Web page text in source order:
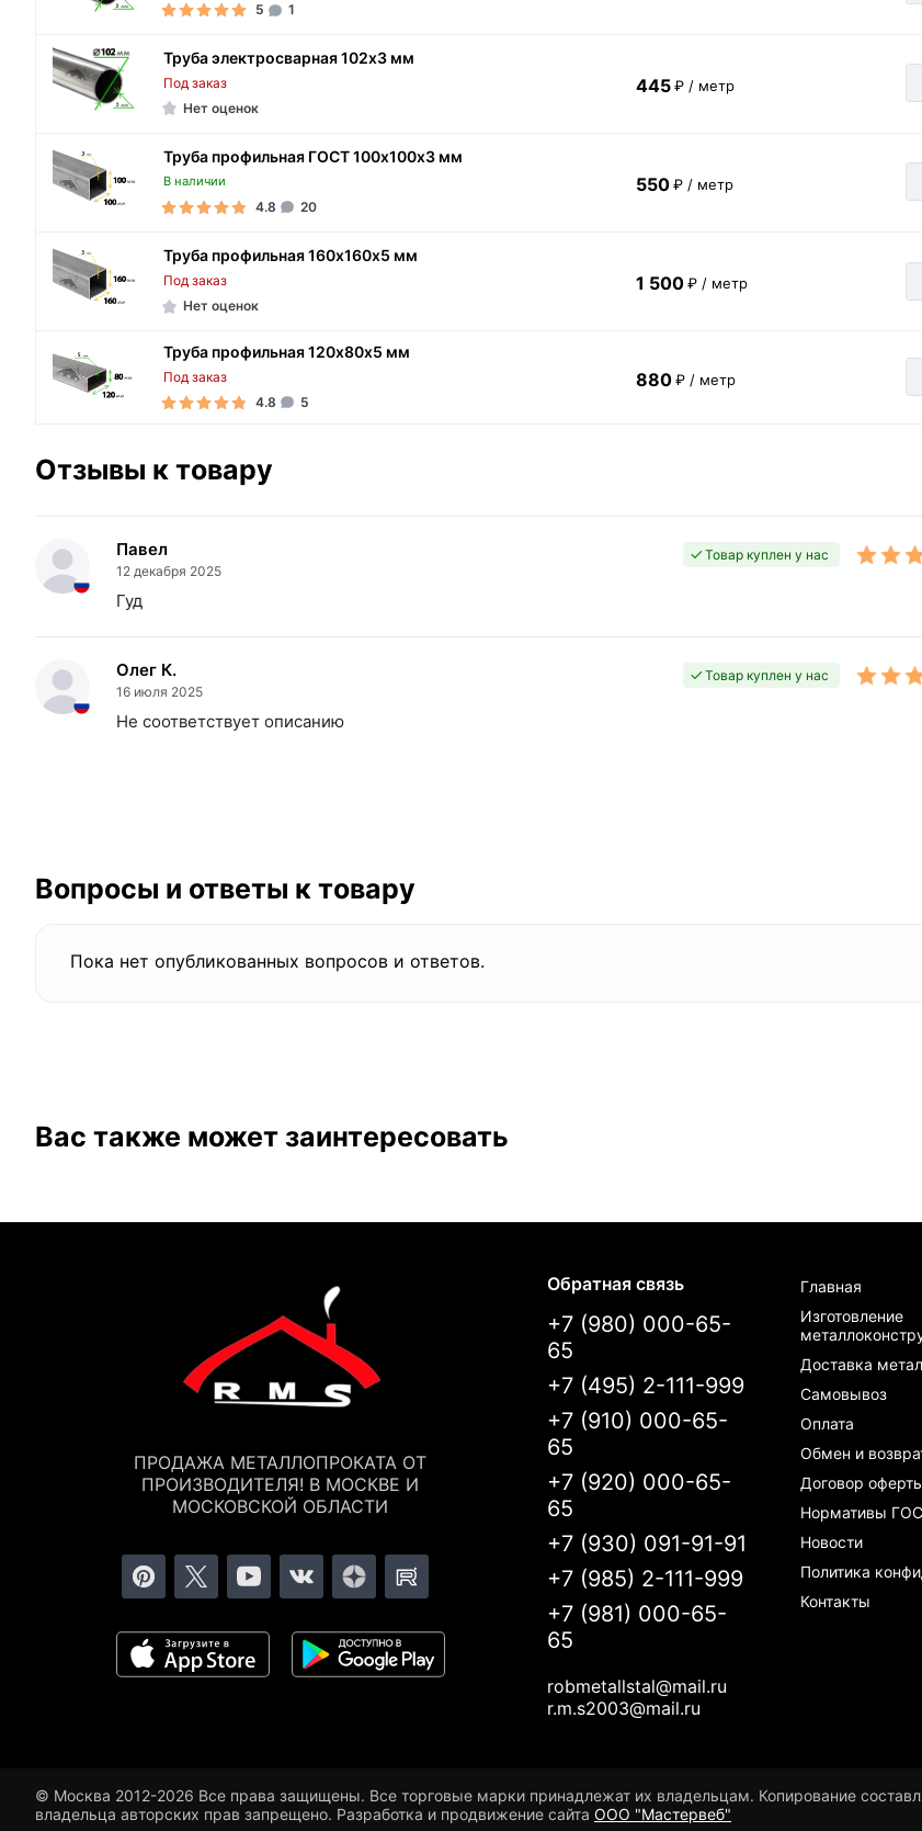
5
1
Труба электросварная 102х3 мм
Под заказ
Нет оценок
445 ₽ / метр
Труба профильная ГОСТ 100х100х3 мм
В наличии
4.8 20
550 ₽ / метр
Труба профильная 160х160х5 мм
Под заказ
Нет оценок
1 500 ₽ / метр
Труба профильная 120х80х5 мм
Под заказ
4.8
5
880 ₽ / метр
Отзывы к товару
Павел
12 декабря 2025
Товар куплен у нас
Гуд
Олег К.
16 июля 2025
Товар куплен у нас
Не соответствует описанию
Вопросы и ответы к товару
Пока нет опубликованных вопросов и ответов.
Вас также может заинтересовать
ПРОДАЖА МЕТАЛЛОПРОКАТА ОТ
ПРОИЗВОДИТЕЛЯ! В МОСКВЕ И
МОСКОВСКОЙ ОБЛАСТИ
Главная
Изготовление
Доставка
Самовывоз
Оплата
Обмен и
Договор
Нормативы
Новости
Политика
Контакты
Обратная связь
+7 (980) 000-65-
65
+7 (495) 2-111-999
+7 (910) 000-65-
65
+7 (920) 000-65-
65
+7 (930) 091-91-91
+7 (985) 2-111-999
+7 (981) 000-65-
65
robmetallstal@mail.ru
r.m.s2003@mail.ru
© Москва 2012-2026 Все права защищены. Все торговые марки принадлежат их владельцам. Копирование
владельца авторских прав запрещено. Разработка и продвижение сайта ООО "Мастервеб"